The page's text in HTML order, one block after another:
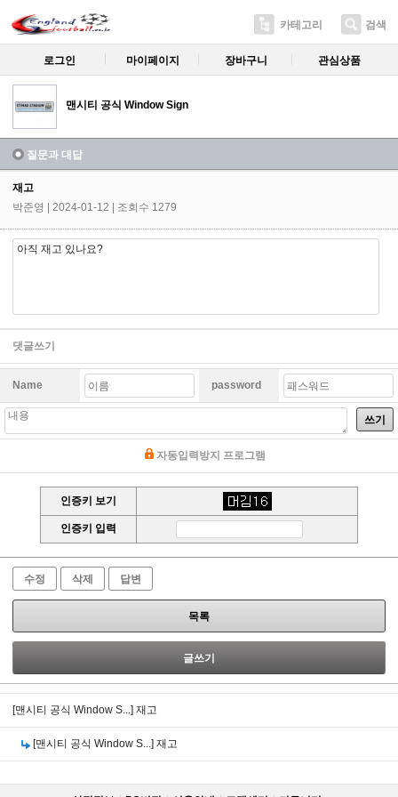
카테고리 검색
로그인 마이페이지 장바구니 관심상품
맨시티 공식 Window Sign
질문과 대답
재고
박준영
| 2024-01-12 | 조회수 1279
아직 재고 있나요?
댓글쓰기
Name password
쓰기
자동입력방지 프로그램
인증키 보기
인증키 입력
수정 삭제 답변
목록
글쓰기
[맨시티 공식 Window S...] 재고
[맨시티 공식 Window S...] 재고